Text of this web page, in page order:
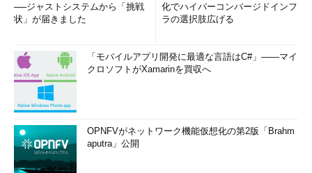
──ジャストシステムから「挑戦
状」が届きました
化でハイパーコンバージドインフ
ラの選択肢広げる
「モバイルアプリ開発に最適な言語はC#」――マイ
クロソフトがXamarinを買収へ
OPNFVがネットワーク機能仮想化の第2版「Brahm
aputra」公開